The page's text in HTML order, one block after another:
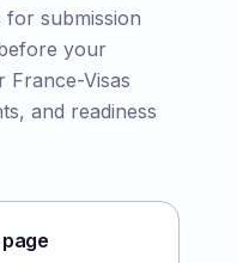
submission
your
France-Visas
and readiness